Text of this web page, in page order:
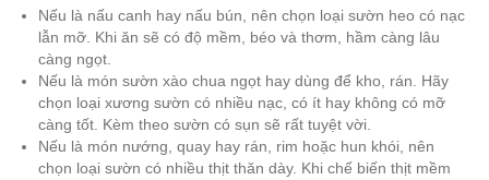
Nếu là nấu canh hay nấu bún, nên chọn loại sườn heo có nạc
lẫn mỡ. Khi ăn sẽ có độ mềm, béo và thơm, hầm càng lâu
càng ngọt.
Nếu là món sườn xào chua ngọt hay dùng để kho, rán. Hãy
chọn loại xương sườn có nhiều nạc, có ít hay không có mỡ
càng tốt. Kèm theo sườn có sụn sẽ rất tuyệt vời.
Nếu là món nướng, quay hay rán, rim hoặc hun khói, nên
chọn loại sườn có nhiều thịt thăn dày. Khi chế biến thịt mềm